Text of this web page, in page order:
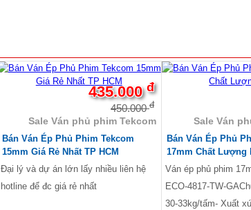
435.000đ
450.000đ
Sale Ván phủ phim Tekcom
Bán Ván Ép Phủ Phim Tekcom
15mm Giá Rẻ Nhất TP HCM
Đại lý và dự án lớn lấy nhiều liên hệ
hotline để đc giá rẻ nhất
Sale Ván
Bán Ván Ép Phủ
17mm Chất Lượng
Ván ép phủ phim
ECO-4817-TW-
30-33kg/tấm- Xuất